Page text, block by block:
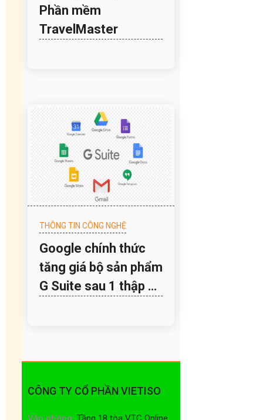
Phần mềm
TravelMaster
THÔNG TIN CÔNG NGHỆ
Google chính thức
tăng giá bộ sản phẩm
G Suite sau 1 thập kỷ
CÔNG TY CỔ PHẦN VIETISO